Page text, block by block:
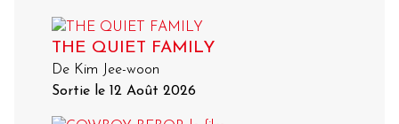
THE QUIET FAMILY
De Kim Jee-woon
Sortie le 12 Août 2026